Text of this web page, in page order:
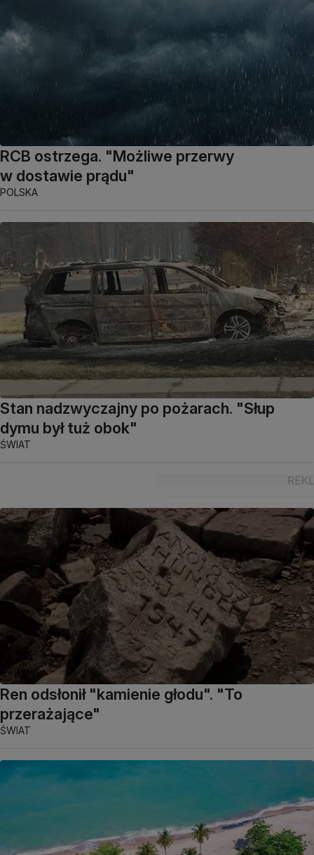
RCB ostrzega. "Możliwe przerwy
w dostawie prądu"
POLSKA
Stan nadzwyczajny po pożarach. "Słup
dymu był tuż obok"
ŚWIAT
Ren odsłonił "kamienie głodu". "To
przerażające"
ŚWIAT